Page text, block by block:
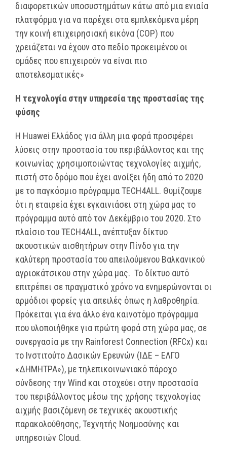
διαφορετικών υποσυστημάτων κάτω από μια ενιαία
πλατφόρμα για να παρέχει στα εμπλεκόμενα μέρη
την κοινή επιχειρησιακή εικόνα (COP) που
χρειάζεται να έχουν στο πεδίο προκειμένου οι
ομάδες που επιχειρούν να είναι πιο
αποτελεσματικές»
Η τεχνολογία στην υπηρεσία της προστασίας της
φύσης
Η Huawei Ελλάδος για άλλη μια φορά προσφέρει
λύσεις στην προστασία του περιβάλλοντος και της
κοινωνίας χρησιμοποιώντας τεχνολογίες αιχμής,
πιστή στο δρόμο που έχει ανοίξει ήδη από το 2020
με το παγκόσμιο πρόγραμμα TECH4ALL. Θυμίζουμε
ότι η εταιρεία έχει εγκαινιάσει στη χώρα μας το
πρόγραμμα αυτό από τον Δεκέμβριο του 2020. Στο
πλαίσιο του TECH4ALL, ανέπτυξαν δίκτυο
ακουστικών αισθητήρων στην Πίνδο για την
καλύτερη προστασία του απειλούμενου Βαλκανικού
αγριοκάτσικου στην χώρα μας. Το δίκτυο αυτό
επιτρέπει σε πραγματικό χρόνο να ενημερώνονται οι
αρμόδιοι φορείς για απειλές όπως η λαθροθηρία.
Πρόκειται για ένα άλλο ένα καινοτόμο πρόγραμμα
που υλοποιήθηκε για πρώτη φορά στη χώρα μας, σε
συνεργασία με την Rainforest Connection (RFCx) και
το Ινστιτούτο Δασικών Ερευνών (ΙΔΕ – ΕΛΓΟ
«ΔΗΜΗΤΡΑ»), με τηλεπικοινωνιακό πάροχο
σύνδεσης την Wind και στοχεύει στην προστασία
του περιβάλλοντος μέσω της χρήσης τεχνολογίας
αιχμής βασιζόμενη σε τεχνικές ακουστικής
παρακολούθησης, Τεχνητής Νοημοσύνης και
υπηρεσιών Cloud.